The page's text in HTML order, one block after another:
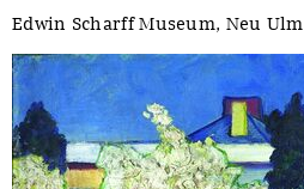
Edwin Scharff Museum, Neu Ulm